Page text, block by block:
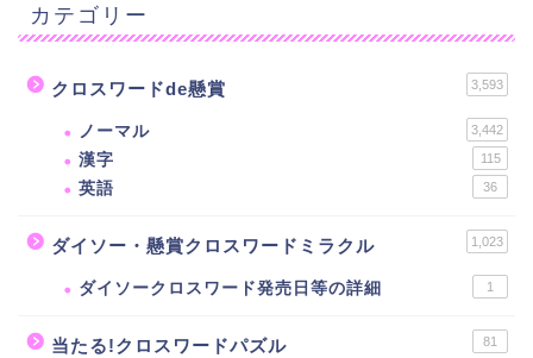
カテゴリー
クロスワードde懸賞 3,593
ノーマル 3,442
漢字 115
英語 36
ダイソー・懸賞クロスワードミラクル 1,023
ダイソークロスワード発売日等の詳細 1
当たる!クロスワードパズル 81